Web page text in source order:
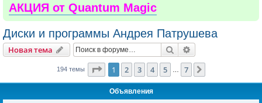
АКЦИЯ от Quantum Magic
Диски и программы Андрея Патрушева
Новая тема Поиск
194 темы Страница из
1 2 3 4 5 7
Объявления